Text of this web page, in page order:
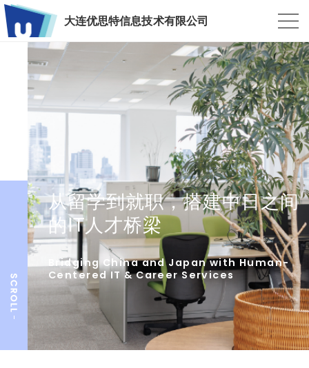
大连优思特信息技术有限公司
从留学到就职，搭建中日之间
的IT人才桥梁
Bridging China and Japan with Human-
Centered IT & Career Services